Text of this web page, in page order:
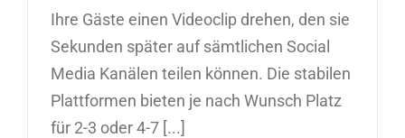
Ihre Gäste einen Videoclip drehen, den sie
Sekunden später auf sämtlichen Social
Media Kanälen teilen können. Die stabilen
Plattformen bieten je nach Wunsch Platz
für 2-3 oder 4-7 [...]